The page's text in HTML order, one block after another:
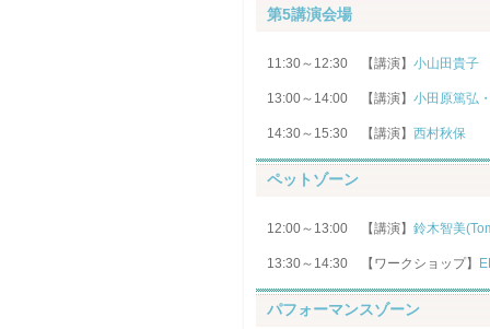
第5講演会場
11:30～12:30 【講演】 小山田貴子
13:00～14:00 【講演】 小田原篤弘
14:30～15:30 【講演】 西村秋保
ペットゾーン
12:00～13:00 【講演】 鈴木智美
13:30～14:30 【ワークショップ】
パフォーマンスゾーン